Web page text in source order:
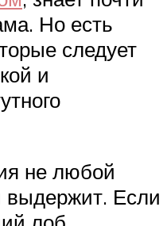
Но есть
следует
и
не любой
Если